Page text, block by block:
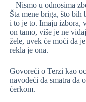
– Nismo u odnosima
Šta mene briga, što bih
i to je to. Imaju izbora,
on tamo, više je ne
žele, uvek će moći da
rekla je ona.
Govoreći o Terzi kao
navodeći da smatra da
ćerkom.